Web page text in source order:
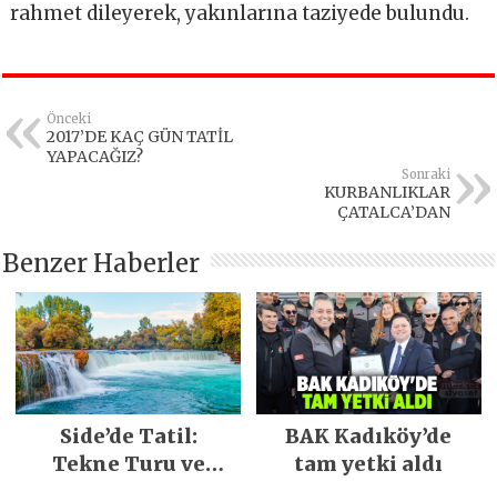
rahmet dileyerek, yakınlarına taziyede bulundu.
Önceki
2017’DE KAÇ GÜN TATİL
YAPACAĞIZ?
Sonraki
KURBANLIKLAR
ÇATALCA’DAN
Benzer Haberler
Side’de Tatil:
Tekne Turu ve
BAK Kadıköy’de
tam yetki aldı